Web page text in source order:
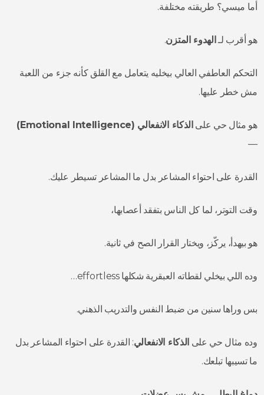
أما ميسي؟ طريقته مختلفة.
هو أقرب لـالهدوء المتزن.
التحكم العاطفي العالي بيخليه يتعامل مع القلق كأنه جزء من اللعبة
مش خطر عليها.
هو مثال حي على الذكاء الانفعالي (Emotional Intelligence
)
—
القدرة على احتواء المشاعر بدل ما المشاعر تسيطر عليك.
وقت التوتر، لما كل الناس بتفقد أعصابها،
هو بيهدأ، يركّز، ويختار القرار الصح في ثانية.
وده اللي بيخلي لقطاته العبقرية شكلها effortless…
بس وراها سنين من ضبط النفس والتدريب الذهني.
وده مثال حي على الذكاء الانفعالي: القدرة على احتواء المشاعر بدل
ما تسيبها تبلعك.